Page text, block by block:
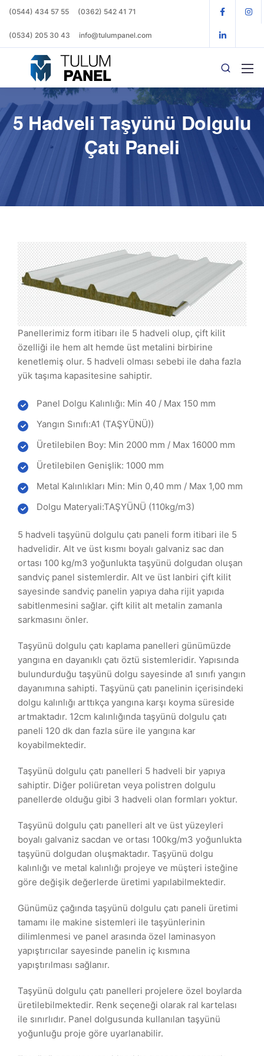
(0544) 434 57 55 (0362) 542 41 71
(0534) 205 30 43 info@tulumpanel.com
5 Hadveli Taşyünü Dolgulu
Çatı Paneli
Panellerimiz form itibarı ile 5 hadveli olup, çift kilit
özelliği ile hem alt hemde üst metalini birbirine
kenetlemiş olur. 5 hadveli olması sebebi ile daha fazla
yük taşıma kapasitesine sahiptir.
Panel Dolgu Kalınlığı: Min 40 / Max 150 mm
Yangın Sınıfı:A1 (TAŞYÜNÜ))
Üretilebilen Boy: Min 2000 mm / Max 16000 mm
Üretilebilen Genişlik: 1000 mm
Metal Kalınlıkları Min: Min 0,40 mm / Max 1,00 mm
Dolgu Materyali:TAŞYÜNÜ (110kg/m3)
5 hadveli taşyünü dolgulu çatı paneli form itibari ile 5
hadvelidir. Alt ve üst kısmı boyalı galvaniz sac dan
ortası 100 kg/m3 yoğunlukta taşyünü dolgudan oluşan
sandviç panel sistemlerdir. Alt ve üst lanbiri çift kilit
sayesinde sandviç panelin yapıya daha rijit yapıda
sabitlenmesini sağlar. çift kilit alt metalin zamanla
sarkmasını önler.
Taşyünü dolgulu çatı kaplama panelleri günümüzde
yangına en dayanıklı çatı öztü sistemleridir. Yapısında
bulundurduğu taşyünü dolgu sayesinde a1 sınıfı yangın
dayanımına sahipti. Taşyünü çatı panelinin içerisindeki
dolgu kalınlığı arttıkça yangına karşı koyma süreside
artmaktadır. 12cm kalınlığında taşyünü dolgulu çatı
paneli 120 dk dan fazla süre ile yangına kar
koyabilmektedir.
Taşyünü dolgulu çatı panelleri 5 hadveli bir yapıya
sahiptir. Diğer poliüretan veya polistren dolgulu
panellerde olduğu gibi 3 hadveli olan formları yoktur.
Taşyünü dolgulu çatı panelleri alt ve üst yüzeyleri
boyalı galvaniz sacdan ve ortası 100kg/m3 yoğunlukta
taşyünü dolgudan oluşmaktadır. Taşyünü dolgu
kalınlığı ve metal kalınlığı projeye ve müşteri isteğine
göre değişik değerlerde üretimi yapılabilmektedir.
Günümüz çağında taşyünü dolgulu çatı paneli üretimi
tamamı ile makine sistemleri ile taşyünlerinin
dilimlenmesi ve panel arasında özel laminasyon
yapıştırıcılar sayesinde panelin iç kısmına
yapıştırılması sağlanır.
Taşyünü dolgulu çatı panelleri projelere özel boylarda
üretilebilmektedir. Renk seçeneği olarak ral kartelası
ile sınırlıdır. Panel dolgusunda kullanılan taşyünü
yoğunluğu proje göre uyarlanabilir.